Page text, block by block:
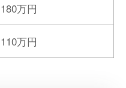
180万円
110万円